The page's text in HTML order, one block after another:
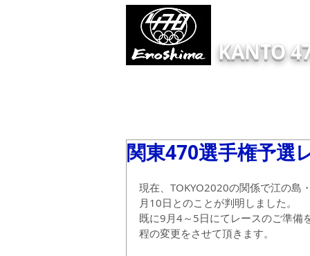
KANTO
関東470選手権予
現在、TOKYO2020の関係で江の島
月10日とのことが判明しました。
既に9月4～5日にてレースのご準備
程の変更をさせて頂きます。